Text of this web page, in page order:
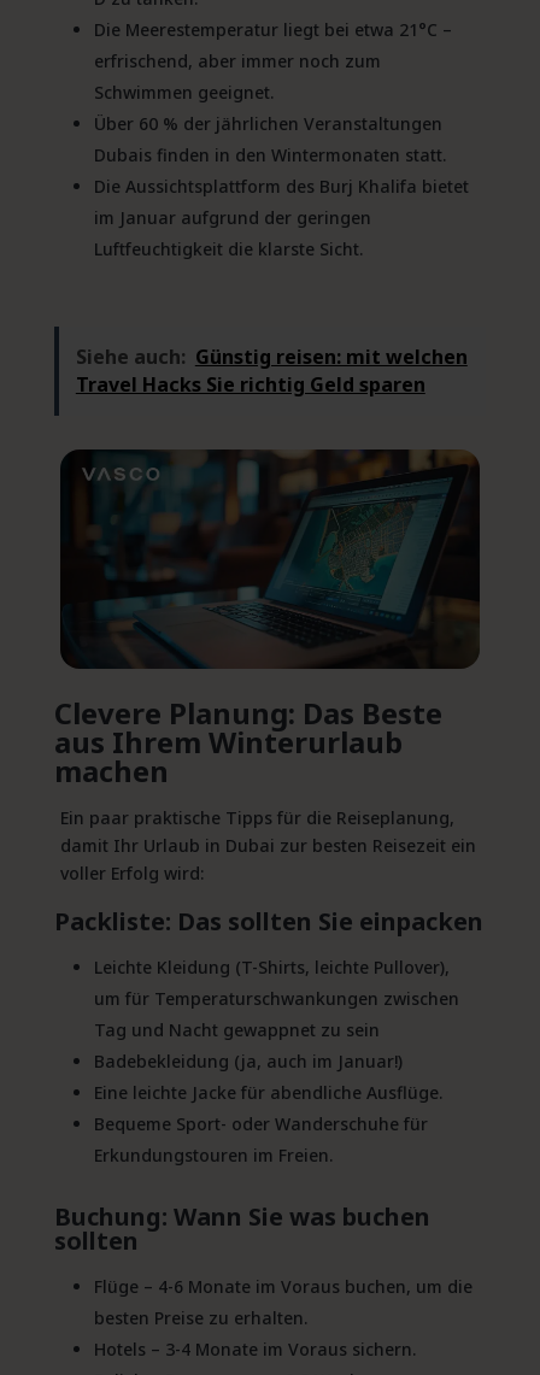
Die Meerestemperatur liegt bei etwa 21°C –
erfrischend, aber immer noch zum
Schwimmen geeignet.
Über 60 % der jährlichen Veranstaltungen
Dubais finden in den Wintermonaten statt.
Die Aussichtsplattform des Burj Khalifa bietet
im Januar aufgrund der geringen
Luftfeuchtigkeit die klarste Sicht.
Siehe auch: Günstig reisen: mit welchen
Travel Hacks Sie richtig Geld sparen
Clevere Planung: Das Beste
aus Ihrem Winterurlaub
machen
Ein paar praktische Tipps für die Reiseplanung,
damit Ihr Urlaub in Dubai zur besten Reisezeit ein
voller Erfolg wird:
Packliste: Das sollten Sie einpacken
Leichte Kleidung (T-Shirts, leichte Pullover),
um für Temperaturschwankungen zwischen
Tag und Nacht gewappnet zu sein
Badebekleidung (ja, auch im Januar!)
Eine leichte Jacke für abendliche Ausflüge.
Bequeme Sport- oder Wanderschuhe für
Erkundungstouren im Freien.
Buchung: Wann Sie was buchen
sollten
Flüge – 4-6 Monate im Voraus buchen, um die
besten Preise zu erhalten.
Hotels – 3-4 Monate im Voraus sichern.